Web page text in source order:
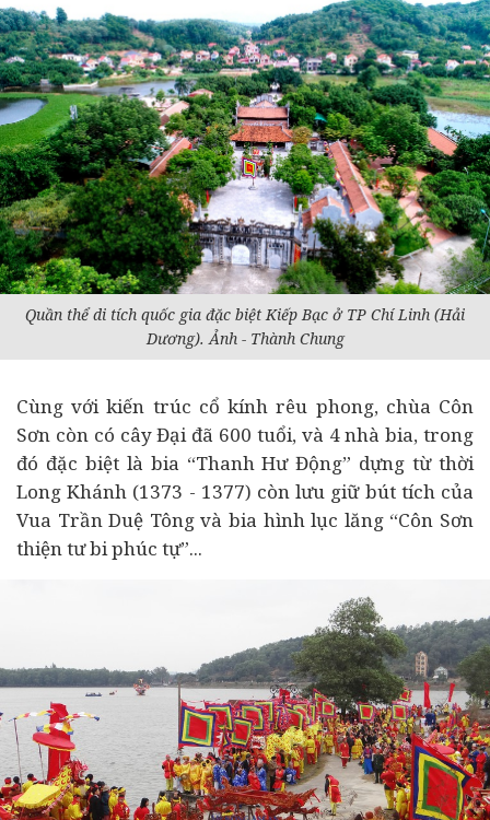
Quần thể di tích quốc gia đặc biệt Kiếp Bạc ở TP Chí Linh (Hải
Dương). Ảnh - Thành Chung
Cùng với kiến trúc cổ kính rêu phong, chùa Côn
Sơn còn có cây Đại đã 600 tuổi, và 4 nhà bia, trong
đó đặc biệt là bia “Thanh Hư Động” dựng từ thời
Long Khánh (1373 - 1377) còn lưu giữ bút tích của
Vua Trần Duệ Tông và bia hình lục lăng “Côn Sơn
thiện tư bi phúc tự”...